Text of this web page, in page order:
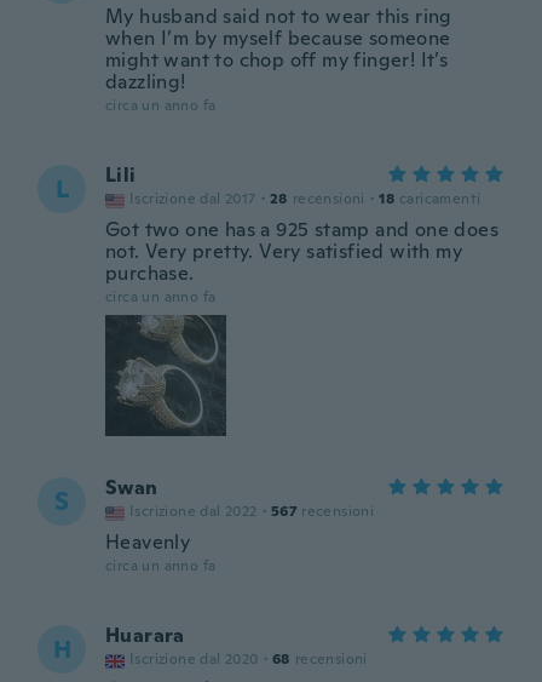
My husband said not to wear this ring
when I’m by myself because someone
might want to chop off my finger! It’s
dazzling!
circa un anno fa
L Lili
Iscrizione dal 2017 · 28 recensioni · 18 caricamenti
Got two one has a 925 stamp and one does
not. Very pretty. Very satisfied with my
purchase.
circa un anno fa
S Swan
Iscrizione dal 2022 · 567 recensioni
Heavenly
circa un anno fa
H Huarara
Iscrizione dal 2020 · 68 recensioni